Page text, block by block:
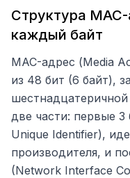
Структура
каждый байт
MAC-адрес (Media
из 48 бит (6 байт),
две части: первые
Unique Identifier),
производителя, и
(Network Interface